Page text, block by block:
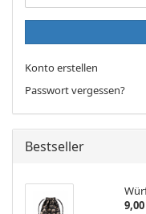
Konto erstellen
Passwort vergessen?
Bestseller